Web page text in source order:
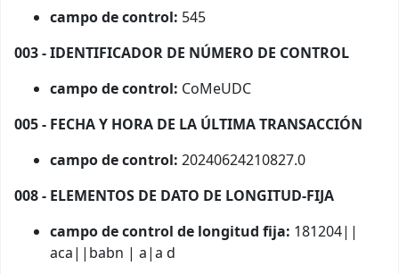
campo de control: 545
003 - IDENTIFICADOR DE NÚMERO DE CONTROL
campo de control: CoMeUDC
005 - FECHA Y HORA DE LA ÚLTIMA TRANSACCIÓN
campo de control: 20240624210827.0
008 - ELEMENTOS DE DATO DE LONGITUD-FIJA
campo de control de longitud fija: 181204||
aca||babn | a|a d